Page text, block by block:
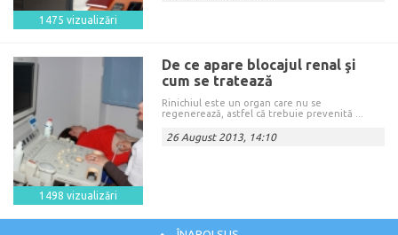
1475 vizualizări
1498 vizualizări
De ce apare blocajul renal şi
cum se tratează
Rinichiul este un organ care nu se
regenerează, astfel că trebuie prevenită ...
26 August 2013, 14:10